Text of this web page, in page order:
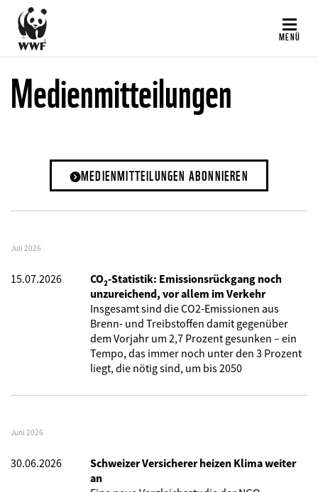
Direkt
zum
Inhalt
MENÜ
Medienmitteilungen
MEDIENMITTEILUNGEN ABONNIEREN
Juli 2026
15.07.2026
CO₂-Statistik: Emissionsrückgang noch
unzureichend, vor allem im Verkehr
Insgesamt sind die CO2-Emissionen aus
Brenn- und Treibstoffen damit gegenüber
dem Vorjahr um 2,7 Prozent gesunken – ein
Tempo, das immer noch unter den 3 Prozent
liegt, die nötig sind, um bis 2050
Juni 2026
30.06.2026
Schweizer Versicherer heizen Klima weiter
an